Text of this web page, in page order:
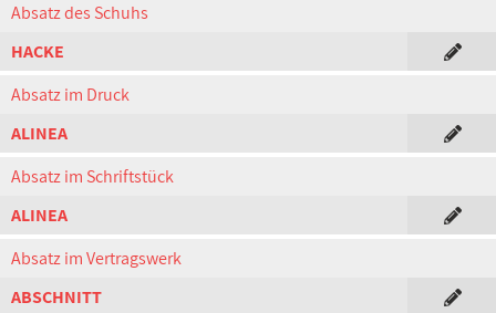
Absatz des Schuhs
HACKE
Absatz im Druck
ALINEA
Absatz im Schriftstück
ALINEA
Absatz im Vertragswerk
ABSCHNITT